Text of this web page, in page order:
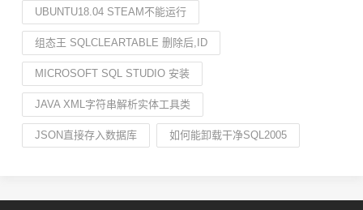
UBUNTU18.04 STEAM不能运行
组态王 SQLCLEARTABLE 删除后,ID
MICROSOFT SQL STUDIO 安装
JAVA XML字符串解析实体工具类
JSON直接存入数据库 如何能卸载干净SQL2005